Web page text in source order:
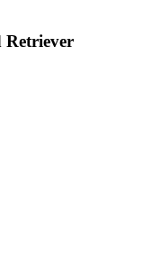
Retriever